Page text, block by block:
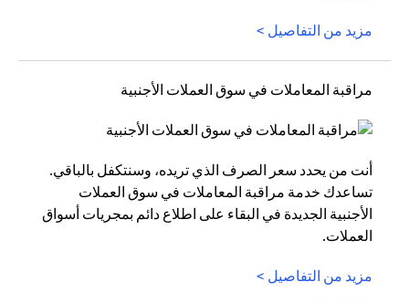
مزيد من التفاصيل >
مراقبة المعاملات في سوق العملات الأجنبية
أنت من يحدد سعر الصرف الذي تريده، وسنتكفل بالباقي.
تساعدك خدمة مراقبة المعاملات في سوق العملات
الأجنبية الجديدة في البقاء على اطلاع دائم بمجريات أسواق
العملات.
مزيد من التفاصيل >